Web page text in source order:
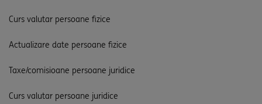
Curs valutar persoane fizice
Actualizare date persoane fizice
Taxe/comisioane persoane juridice
Curs valutar persoane juridice